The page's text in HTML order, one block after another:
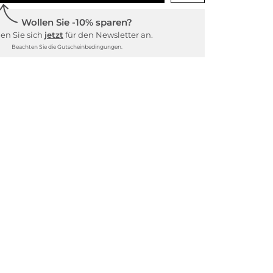
Wollen Sie -10% sparen?
Sie sich jetzt für den Newsletter an.
Beachten Sie die Gutscheinbedingungen.